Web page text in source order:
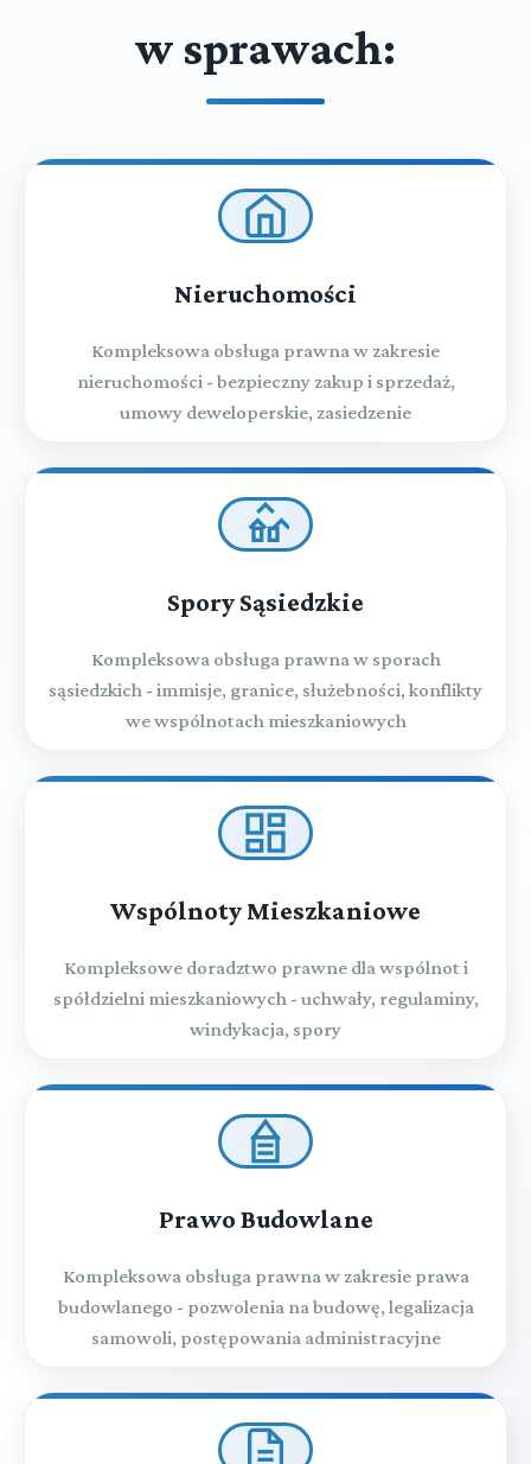
w sprawach:
Nieruchomości
Kompleksowa obsługa prawna w zakresie
nieruchomości - bezpieczny zakup i sprzedaż,
umowy deweloperskie, zasiedzenie
Spory Sąsiedzkie
Kompleksowa obsługa prawna w sporach
sąsiedzkich - immisje, granice, służebności, konflikty
we wspólnotach mieszkaniowych
Wspólnoty Mieszkaniowe
Kompleksowe doradztwo prawne dla wspólnot i
spółdzielni mieszkaniowych - uchwały, regulaminy,
windykacja, spory
Prawo Budowlane
Kompleksowa obsługa prawna w zakresie prawa
budowlanego - pozwolenia na budowę, legalizacja
samowoli, postępowania administracyjne